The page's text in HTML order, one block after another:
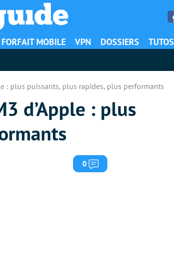
FORFAIT MOBILE VPN DOSSIERS TUTOS
: plus puissants, plus rapides, plus performants
d’Apple : plus
0 Commentaires